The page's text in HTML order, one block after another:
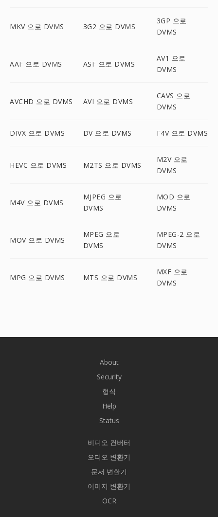
MKV 으로 DVMS 3G2 으로 DVMS
3GP 으로
DVMS
AAF 으로 DVMS ASF 으로 DVMS
AV1 으로
DVMS
AVCHD 으로 DVMS AVI 으로 DVMS
CAVS 으로
DVMS
DIVX 으로 DVMS DV 으로 DVMS F4V 으로 DVMS
HEVC 으로 DVMS M2TS 으로 DVMS
M2V 으로
DVMS
M4V 으로 DVMS
MJPEG 으로
DVMS
MOD 으로
DVMS
MOV 으로 DVMS
MPEG 으로
DVMS
MPEG-2 으로
DVMS
MPG 으로 DVMS MTS 으로 DVMS
MXF 으로
DVMS
About
Security
형식
Help
Status
비디오 컨버터
오디오 변환기
문서 변환기
이미지 변환기
OCR